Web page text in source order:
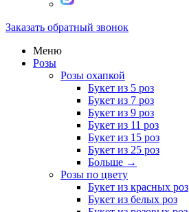
Заказать обратный звонок
Меню
Розы
Розы охапкой
Букет из 5 роз
Букет из 7 роз
Букет из 9 роз
Букет из 11 роз
Букет из 15 роз
Букет из 25 роз
Больше →
Розы по цвету
Букет из красных роз
Букет из белых роз